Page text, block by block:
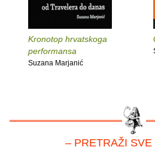
Kronotop hrvatskoga
performansa
Suzana Marjanić
– PRETRAŽI